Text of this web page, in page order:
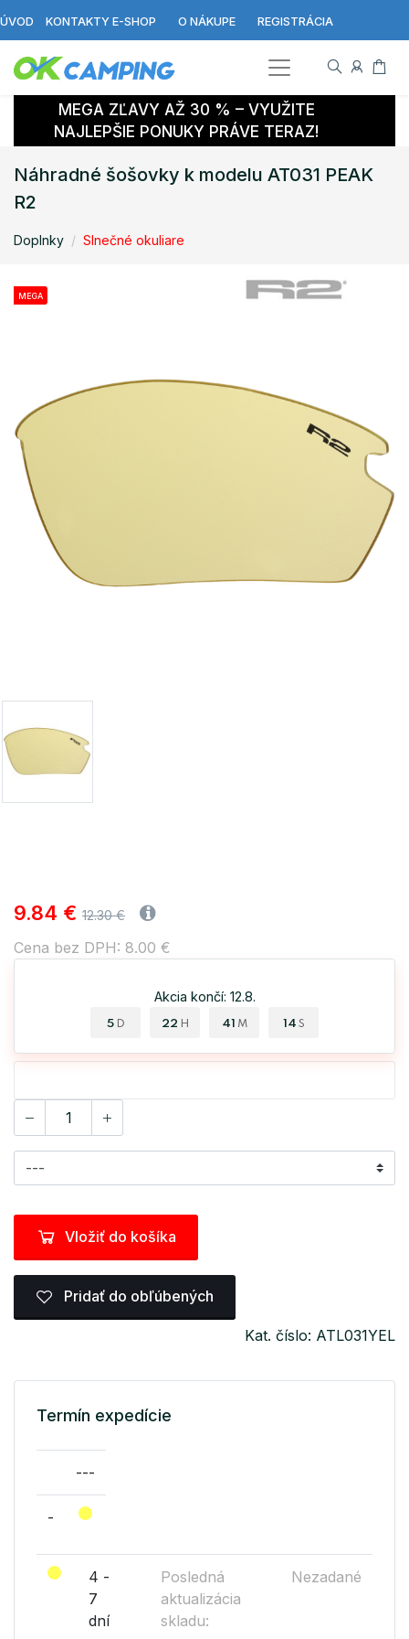
ÚVOD KONTAKTY E-SHOP O NÁKUPE REGISTRÁCIA
MEGA ZĽAVY AŽ 30 % – VYUŽITE
NAJLEPŠIE PONUKY PRÁVE TERAZ!
Náhradné šošovky k modelu AT031 PEAK
R2
Doplnky Slnečné okuliare
MEGA
9.84 € 12.30 €
Cena bez DPH: 8.00 €
Akcia končí: 12.8.
5 D 22 H 41 M 14 S
Vložiť do košíka
Pridať do obľúbených
Kat. číslo: ATL031YEL
Termín expedície
---
-
4 -
7
dní
Posledná
aktualizácia
skladu:
Nezadané